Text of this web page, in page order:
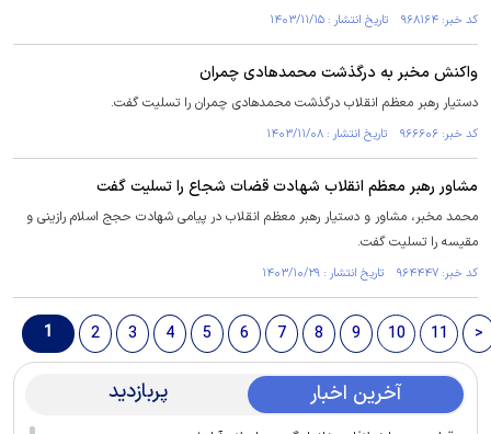
کد خبر: ۹۶۸۱۶۴ تاریخ انتشار : ۱۴۰۳/۱۱/۱۵
واکنش مخبر به درگذشت محمدهادی چمران
دستیار رهبر معظم انقلاب درگذشت محمدهادی چمران را تسلیت گفت.
کد خبر: ۹۶۶۶۰۶ تاریخ انتشار : ۱۴۰۳/۱۱/۰۸
مشاور رهبر معظم انقلاب شهادت قضات شجاع را تسلیت گفت
محمد مخبر، مشاور و دستیار رهبر معظم انقلاب در پیامی شهادت حجج اسلام رازینی و
مقیسه را تسلیت گفت.
کد خبر: ۹۶۴۴۴۷ تاریخ انتشار : ۱۴۰۳/۱۰/۲۹
1 2 3 4 5 6 7 8 9 10 11 >
آخرین اخبار پربازدید